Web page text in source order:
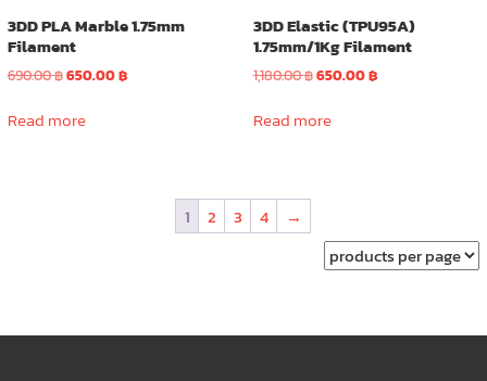
3DD PLA Marble 1.75mm
Filament
690.00฿Original
was:
650.00฿Current
Read more
3DD Elastic (TPU95A)
1.75mm/1Kg Filament
1,180.00฿Original
was:
650.00฿Current
Read more
1 2 3 4 →